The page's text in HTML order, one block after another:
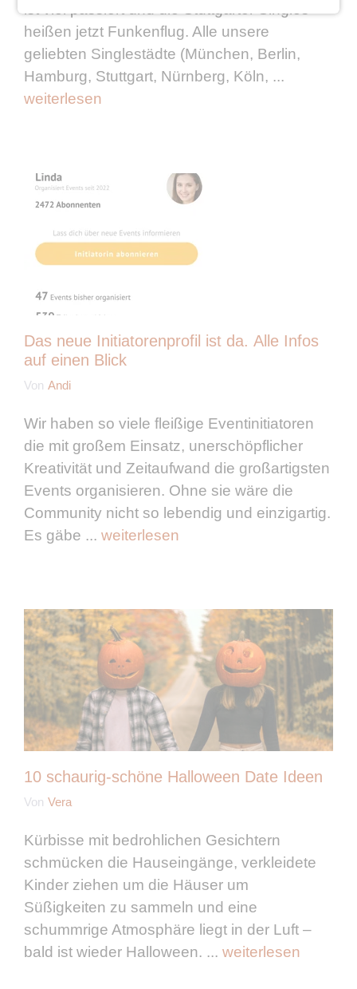
ist viel passiert und die Stuttgarter Singles
heißen jetzt Funkenflug. Alle unsere
geliebten Singlestädte (München, Berlin,
Hamburg, Stuttgart, Nürnberg, Köln, ...
weiterlesen
Das neue Initiatorenprofil ist da. Alle Infos
auf einen Blick
Von Andi
Wir haben so viele fleißige Eventinitiatoren
die mit großem Einsatz, unerschöpflicher
Kreativität und Zeitaufwand die großartigsten
Events organisieren. Ohne sie wäre die
Community nicht so lebendig und einzigartig.
Es gäbe ... weiterlesen
10 schaurig-schöne Halloween Date Ideen
Von Vera
Kürbisse mit bedrohlichen Gesichtern
schmücken die Hauseingänge, verkleidete
Kinder ziehen um die Häuser um
Süßigkeiten zu sammeln und eine
schummrige Atmosphäre liegt in der Luft –
bald ist wieder Halloween. ... weiterlesen